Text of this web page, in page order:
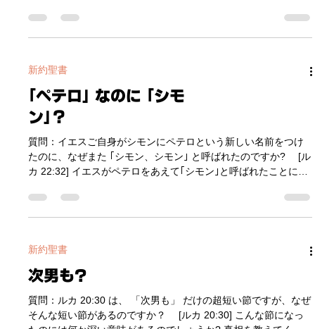
ペテロは、｢彼らが聖霊のバプテスマを受けたのなら、水のバプ
テスマも受けさせるべきだ｣ と言いました。ペテロは、聖霊のバ
がわきました。誰か分かれば教えてください。 答え： ローマ
で、パウロの裁判を担当した司法関係者と思われます。 パウロ
て捉えられました。さらにユダヤ人たちの暴徒や暗殺計画を避
たとき (AD 60-62)、裁判について選択肢が与えられた際に、パ
ウロは、｢私はエルサレムでユダヤ人たちによって裁かれるより
は、ローマのカイサルに上訴します｣ と言いました。そのため、
パウロはローマに行って、カエサルをはじめとする高官たちか
ら裁判を受けることになりました。 テオフィロとは、パウロの
ローマ裁判で司法を担当した人物と思われます。検事側か弁護
ので、相当の立場の人物だったと思われます。 しかし、パウロ
を裁判すると言っても、ユダヤ人の宗教観や歴史に詳しくない
新約聖書
｢ペテロ｣ なのに ｢シモ
ン｣？
質問：イエスご自身がシモンにペテロという新しい名前をつけ
カ 22:32] イエスがペテロをあえて｢シモン｣と呼ばれたことに意
味があるのなら教えてください。 答え： 意味もありますが、深
い。サタンがあなたがたを麦のようにふるいにかけることを願
https://www.the-oasis.jp/post/マタイとレビは同一人物 でも述
アラム語、ギリシャ語、ラテン語などで名前 (もしくはニックネ
ーム) を持つことは当たり前のことでした。姓がなく名前だけで
新約聖書
次男も?